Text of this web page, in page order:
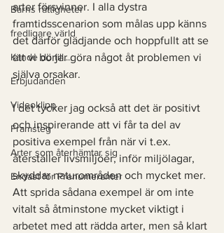
Barns rättigheter
fredligare värld
Kände du till....
Erbjudanden
Videoklipp
Framsteg
Arter som återhämtar sig
Endast för Prenumeranter
arter försvinner. I alla dystra
framtidsscenarion som målas upp känns
det därför glädjande och hoppfullt att se
att vi börjar göra något åt problemen vi
själva orsakar.
I det tycker jag också att det är positivt
och inspirerande att vi får ta del av
positiva exempel från när vi t.ex.
återställer livsmiljöer, inför miljölagar,
skyddar naturområden och mycket mer.
Att sprida sådana exempel är om inte
vitalt så åtminstone mycket viktigt i
arbetet med att rädda arter, men så klart